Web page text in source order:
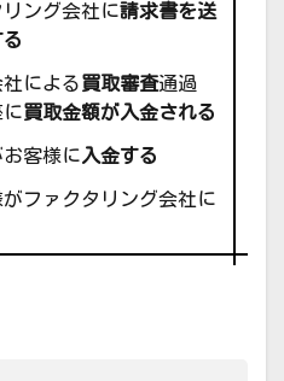
ング会社に請求書を送
による買取審査通過
買取金額が入金される
客様に入金する
ファクタリング会社に